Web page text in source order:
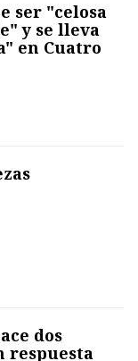
ser "celosa
y se lleva
en Cuatro
dos
respuesta